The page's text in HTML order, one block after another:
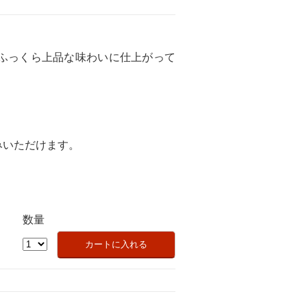
っくら上品な味わいに仕上がって
ただけます。
数量